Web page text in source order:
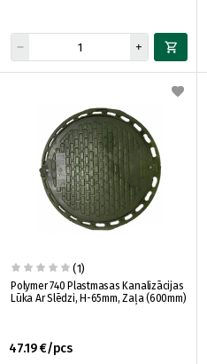
(1)
Polymer 740 Plastmasas Kanalizācijas
Lūka Ar Slēdzi, H-65mm, Zaļa (600mm)
47.19 €/pcs